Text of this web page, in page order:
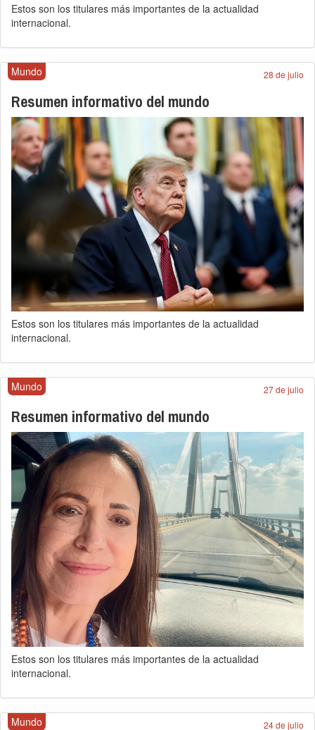
Estos son los titulares más importantes de la actualidad
internacional.
Mundo 28 de julio
Resumen informativo del mundo
Estos son los titulares más importantes de la actualidad
internacional.
Mundo 27 de julio
Resumen informativo del mundo
Estos son los titulares más importantes de la actualidad
internacional.
Mundo 24 de julio